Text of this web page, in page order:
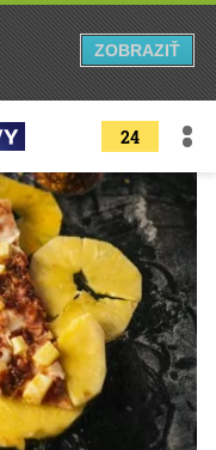
24
ZOBRAZIŤ